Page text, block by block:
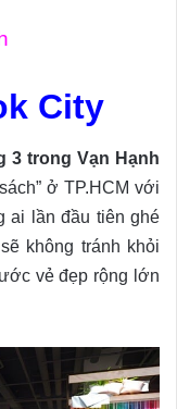
City
3 trong Vạn Hạnh
ở TP.HCM với
ai lần đầu tiên ghé
không tránh khỏi
vẻ đẹp rộng lớn